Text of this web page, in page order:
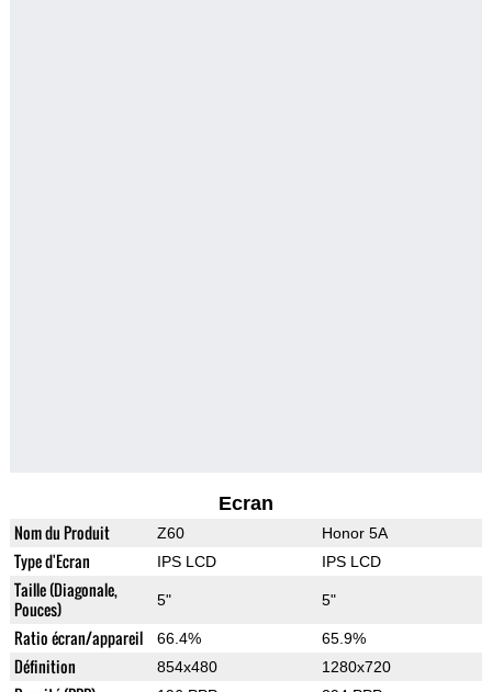
Ecran
Nom du Produit Z60 Honor 5A
Type d'Ecran IPS LCD IPS LCD
Taille (Diagonale,
Pouces)
5" 5"
Ratio écran/appareil 66.4% 65.9%
Définition 854x480 1280x720